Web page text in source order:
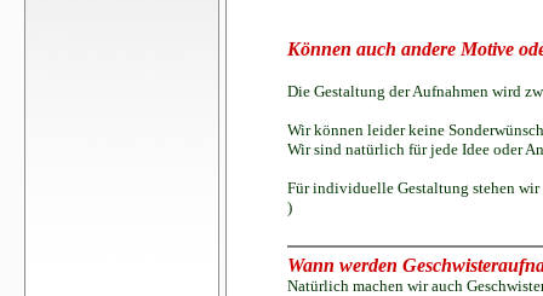
Können auch andere Motive
Die Gestaltung der Aufnahmen wird
Wir können leider keine
Wir sind natürlich für jede Idee oder
Für individuelle Gestaltung stehen
)
Wann werden
Natürlich machen wir auch